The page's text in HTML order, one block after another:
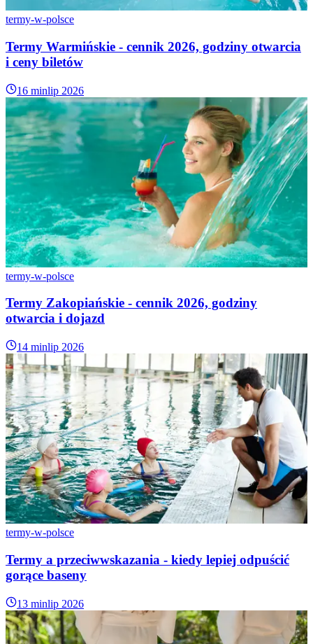
termy-w-polsce
Termy Warmińskie - cennik 2026, godziny otwarcia
i ceny biletów
16 minlip 2026
termy-w-polsce
Termy Zakopiańskie - cennik 2026, godziny
otwarcia i dojazd
14 minlip 2026
termy-w-polsce
Termy a przeciwwskazania - kiedy lepiej odpuścić
gorące baseny
13 minlip 2026